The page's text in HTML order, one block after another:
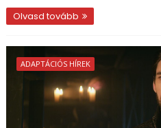
Olvasd tovább
ADAPTÁCIÓS HÍREK